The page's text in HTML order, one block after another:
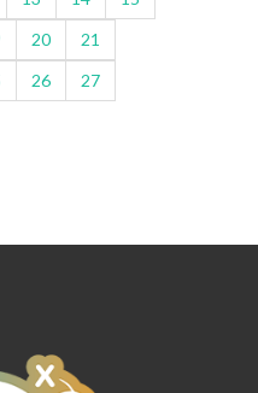
20
21
26
27